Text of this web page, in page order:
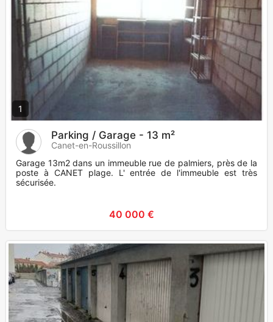
1
Parking / Garage - 13 m²
Canet-en-Roussillon
Garage 13m2 dans un immeuble rue de palmiers, près de la
poste à CANET plage. L' entrée de l'immeuble est très
sécurisée.
40 000 €